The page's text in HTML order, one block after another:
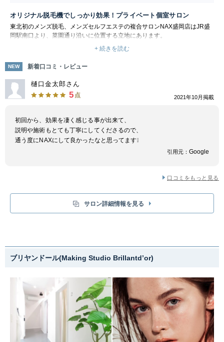
オリジナル脱毛機でしっかり効果！プライベート個室サロン
東北初のメンズ脱毛、メンズセルフエステの複合サロンNAX盛岡店はJR盛
岡駅南口より、菜園通り沿いに位置する立地にあります。
大通りにあるため、電車でのアクセスで徒歩でのご来店も非常にアクセスし
男性専門店のため、些細な事から普段友人や家族には相談しづらい事までマ
ンツーマンでお悩みを伺い解決に導きます！自社脱毛機を使用した納得の効
果をお届け致します。
+ 続きを読む
NEW 新着口コミ・レビュー
樋口金太郎さん
5 点 2021年10月掲載
初回から、効果を凄く感じる事が出来て、
説明や施術もとても丁寧にしてくださるので、
通う度にNAXにして良かったなと思ってます❕
引用元： Google
口コミをもっと見る
サロン詳細情報を見る
ブリヤンドール(Making Studio Brillantd’or)